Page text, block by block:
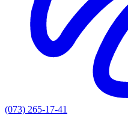
(073) 265-17-41